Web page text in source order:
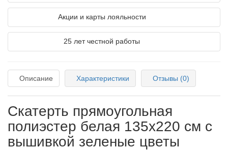
Акции и карты лояльности
25 лет честной работы
Описание Характеристики Отзывы (0)
Скатерть прямоугольная
полиэстер белая 135х220 см с
вышивкой зеленые цветы